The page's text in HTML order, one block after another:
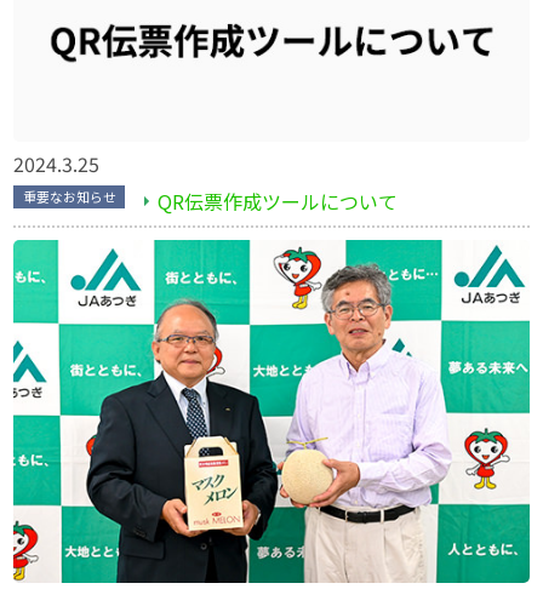
2024.3.25
重要なお知らせ QR伝票作成ツールについて